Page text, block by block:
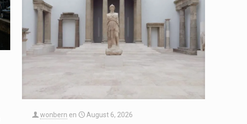
wonbern en August 6, 2026